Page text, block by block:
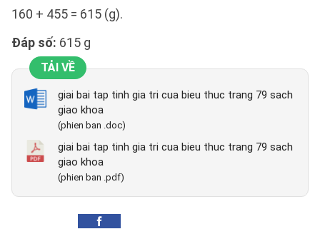
160 + 455 = 615 (g).
Đáp số: 615 g
TẢI VỀ
giai bai tap tinh gia tri cua bieu thuc trang 79 sach
giao khoa
(phien ban .doc)
giai bai tap tinh gia tri cua bieu thuc trang 79 sach
giao khoa
(phien ban .pdf)